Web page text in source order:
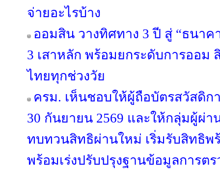
จ่ายอะไรบ้าง
ออมสิน วางทิศทาง 3 ปี สู่ “ธนา
3 เสาหลัก พร้อมยกระดับการออม
ไทยทุกช่วงวัย
ครม. เห็นชอบให้ผู้ถือบัตรสวัสดิก
30 กันยายน 2569 และให้กลุ่มผู้ผ่
ทบทวนสิทธิผ่านใหม่ เริ่มรับสิทธิพ
พร้อมเร่งปรับปรุงฐานข้อมูลการ